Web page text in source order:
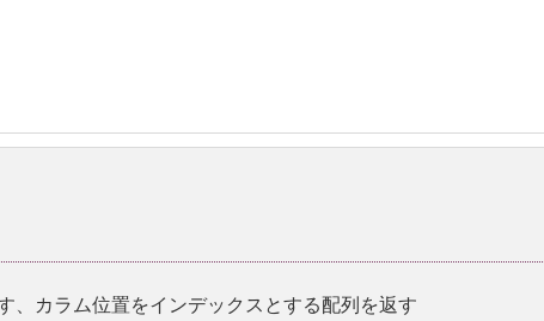
、カラム位置をインデックスとする配列を返す